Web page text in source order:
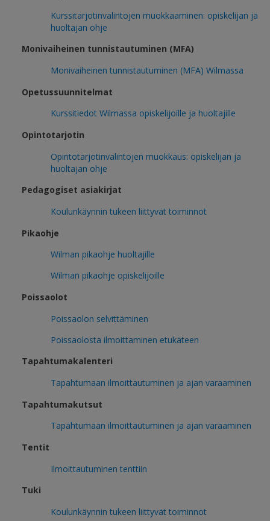
Kurssitarjotinvalintojen muokkaaminen: opiskelijan ja
huoltajan ohje
Monivaiheinen tunnistautuminen (MFA)
Monivaiheinen tunnistautuminen (MFA) Wilmassa
Opetussuunnitelmat
Kurssitiedot Wilmassa opiskelijoille ja huoltajille
Opintotarjotin
Opintotarjotinvalintojen muokkaus: opiskelijan ja
huoltajan ohje
Pedagogiset asiakirjat
Koulunkäynnin tukeen liittyvät toiminnot
Pikaohje
Wilman pikaohje huoltajille
Wilman pikaohje opiskelijoille
Poissaolot
Poissaolon selvittäminen
Poissaolosta ilmoittaminen etukäteen
Tapahtumakalenteri
Tapahtumaan ilmoittautuminen ja ajan varaaminen
Tapahtumakutsut
Tapahtumaan ilmoittautuminen ja ajan varaaminen
Tentit
Ilmoittautuminen tenttiin
Tuki
Koulunkäynnin tukeen liittyvät toiminnot